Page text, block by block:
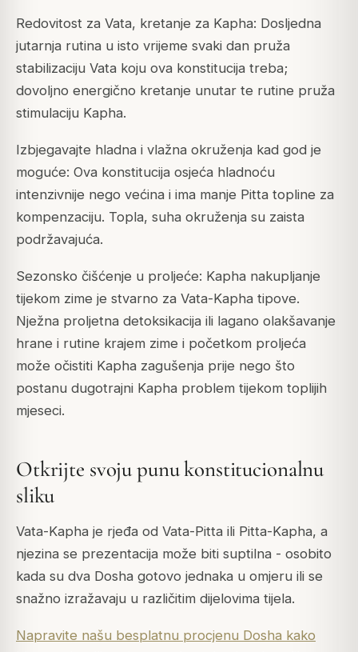
Redovitost za Vata, kretanje za Kapha: Dosljedna
jutarnja rutina u isto vrijeme svaki dan pruža
stabilizaciju Vata koju ova konstitucija treba;
dovoljno energično kretanje unutar te rutine pruža
stimulaciju Kapha.
Izbjegavajte hladna i vlažna okruženja kad god je
moguće: Ova konstitucija osjeća hladnoću
intenzivnije nego većina i ima manje Pitta topline za
kompenzaciju. Topla, suha okruženja su zaista
podržavajuća.
Sezonsko čišćenje u proljeće: Kapha nakupljanje
tijekom zime je stvarno za Vata-Kapha tipove.
Nježna proljetna detoksikacija ili lagano olakšavanje
hrane i rutine krajem zime i početkom proljeća
može očistiti Kapha zagušenja prije nego što
postanu dugotrajni Kapha problem tijekom toplijih
mjeseci.
Otkrijte svoju punu konstitucionalnu
sliku
Vata-Kapha je rjeđa od Vata-Pitta ili Pitta-Kapha, a
njezina se prezentacija može biti suptilna - osobito
kada su dva Dosha gotovo jednaka u omjeru ili se
snažno izražavaju u različitim dijelovima tijela.
Napravite našu besplatnu procjenu Dosha kako